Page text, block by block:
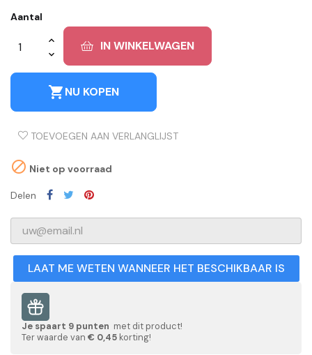
Aantal
IN WINKELWAGEN
shopping_cartNU KOPEN
TOEVOEGEN AAN VERLANGLIJST
 Niet op voorraad
Delen
LAAT ME WETEN WANNEER HET BESCHIKBAAR IS
Je spaart 9 punten met dit product!
Ter waarde van € 0,45 korting!